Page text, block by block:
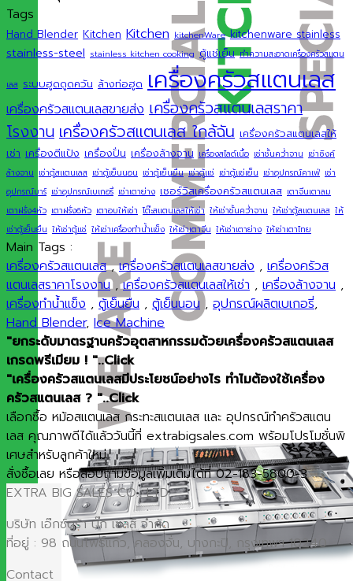
Tags
Hand Blender Kitchen Kitchen kitchenWare kitchenware stainless
stainless-steel stainless kitchen cooking ตู้แช่เย็น ทำความสะอาดเครื่องครัวสแตน
เลส ระบบฮูดดูดควัน ล้างท่อฮูด เครื่องครัวสแตนเลส
เครื่องครัวสแตนเลสขายส่ง เครื่องครัวสแตนเลสราคา
โรงงาน เครื่องครัวสแตนเลส ใกล้ฉัน เครื่องครัวสแตนเลสให้
เช่า เครื่องตีแป้ง เครื่องปั่น เครื่องล้างจาน เครื่องสไลด์เนื้อ เช่าชั้นคว่ำจาน เช่าซิงค์
ล้างจาน เช่าตู้สแตนเลส เช่าตู้เย็นนอน เช่าตู้เย็นยืน เช่าตู้แช่ เช่าตู้แช่เย็น เช่าอุปกรณ์คาเฟ่ เช่า
อุปกรณ์บาร์ เช่าอุปกรณ์เบเกอรี่ เช่าเตาย่าง เซอร์วิสเครื่องครัวสแตนเลส เตาจีนเตาลม
เตาฝรั่ง4หัว เตาฝรั่ง6หัว เตาอบให้เช่า โต๊ะสแตนเลสให้เช่า ให้เช่าชั้นคว่ำจาน ให้เช่าตู้สแตนเลส ให้
เช่าตู้เย็นยืน ให้เช่าตู้แช่ ให้เช่าเครื่องทำน้ำแข็ง ให้เช่าเตาจีน ให้เช่าเตาย่าง ให้เช่าเตาไทย
Main Tags :
เครื่องครัวสแตนเลส,เครื่องครัวสแตนเลสขายส่ง , เครื่องครัวส
แตนเลสราคาโรงงาน,เครื่องครัวสแตนเลสให้เช่า , เครื่องล้างจาน ,
เครื่องทำน้ำแข็ง ,ตู้เย็นยืน , ตู้เย็นนอน , อุปกรณ์ผลิตเบเกอรี่,
Hand Blender, Ice Machine
"ยกระดับมาตรฐานครัวอุตสาหกรรมด้วยเครื่องครัวสแตนเลส
เกรดพรีเมียม ! "..Click
"เครื่องครัวสแตนเลสมีประโยชน์อย่างไร ทำไมต้องใช้เครื่อง
ครัวสแตนเลส ? "..Click
เลือกซื้อ หม้อสแตนเลส กระทะสแตนเลส และ อุปกรณ์ทำครัวสแตน
เลส คุณภาพดีได้แล้ววันนี้ที่ extrabigsales.com พร้อมโปรโมชั่นพิ
เศษสำหรับลูกค้าใหม่
สั่งซื้อเลย หรือสอบถามข้อมูลเพิ่มเติมได้ที่ 02-183-5800-3
EXTRA BIG SALES CO., LTD.
บริษัท เอ๊กซ์ตร้า บิ๊ก เซลส์ จำกัด
ที่อยู่ : 98 ถนนโพธิ์แก้ว, คลองจั่น, บางกะปิ, กรุงเทพฯ 10240
Contact